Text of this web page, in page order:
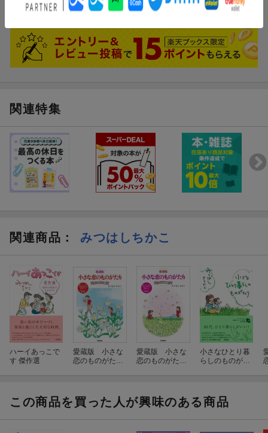
関連特集
関連商品 ： みつはしちかこ
ハーイあっこで
す 傑作選
愛蔵版 小さな
恋のものがた
愛蔵版 小さな
恋のものがた
小さなひとり暮
らしのものがた
この商品を買った人が興味のある商品